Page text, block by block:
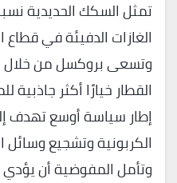
تمثل السكك الحديدية
الغازات الدفيئة في قطاع
وتسعى بروكسل من خلال
القطار خيارًا أكثر جاذبية
إطار سياسة أوسع تهدف
الكربونية وتشجيع وسائل
وتأمل المفوضية أن يؤدي